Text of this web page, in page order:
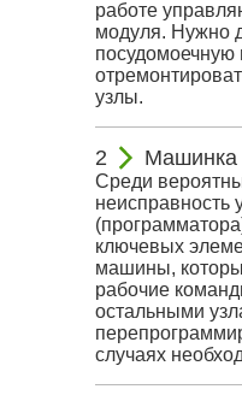
работе
модуля. Нужно
узлы.
Машинка
Среди
ключевых
машины,
рабочие
остальными
случаях